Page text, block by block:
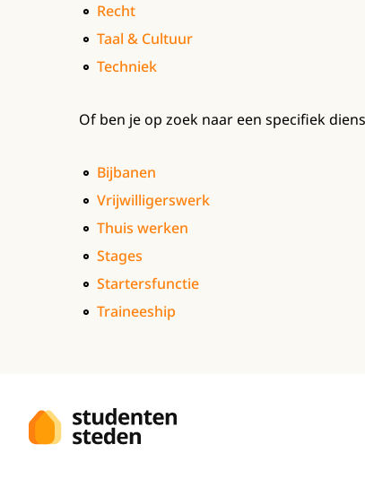
Recht
Taal & Cultuur
Techniek
Of ben je op zoek naar een specifiek
Bijbanen
Vrijwilligerswerk
Thuis werken
Stages
Startersfunctie
Traineeship